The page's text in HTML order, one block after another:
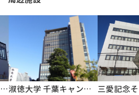
エニタイムフィットネス 蘇我店 淑徳大学 千葉キャンパス 三愛記念